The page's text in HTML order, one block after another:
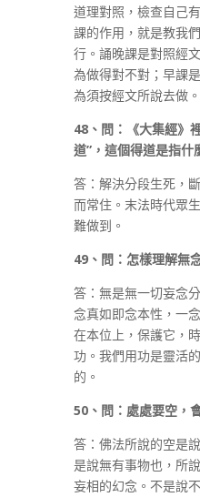
道理對照，檢查自己
課的作用，就是教我
行。誦晚課是對照經
為做得對不對；早課
為須按經文所說去做。
48、問：《大集經》
道”，這個得道是指什
答：解決分段生死，
而常住。末法時代眾
難做到。
49、問：怎樣理解無
答：無是無一切妄念
念真如即念本性，一
在本位上，保護它，
功。我們用功是靈活
的。
50、問：處處要空，
答：佛法所說的空是
是說無有事物也，所
妄相的幻念。不是說